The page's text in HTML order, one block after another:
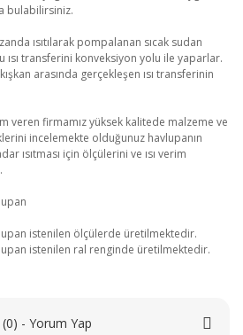
bulabilirsiniz.
ısıtılarak pompalanan sıcak sudan
ısı transferini konveksiyon yolu ile yaparlar.
arasında gerçekleşen ısı transferinin
veren firmamız yüksek kalitede malzeme ve
incelemekte olduğunuz havlupanın
ısıtması için ölçülerini ve ısı verim
istenilen ölçülerde üretilmektedir.
istenilen ral renginde üretilmektedir.
(0) - Yorum Yap